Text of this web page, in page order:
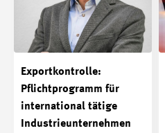
Exportkontrolle:
Pflichtprogramm für
international tätige
Industrieunternehmen